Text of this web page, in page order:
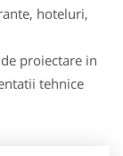
hoteluri,
proiectare in
tehnice